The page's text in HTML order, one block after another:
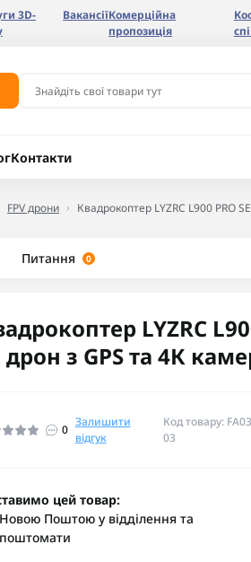
3D-
ВакансіїКомерційна
пропозиція
Контакти
FPV дрони Квадрокоптер LYZRC L900 PRO
Питання 0
LYZRC
дрон з GPS та 4К
0
Залишити
відгук
Код товару:
03
цей товар:
Новою Поштою у відділення та
поштомати